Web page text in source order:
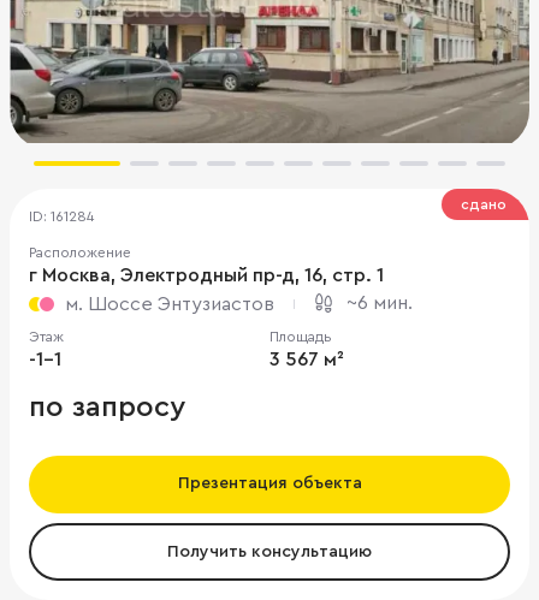
ID: 161284
Расположение
г Москва, Электродный пр-д, 16, стр. 1
м. Шоссе Энтузиастов
~6 мин.
Этаж
-1-1
Площадь
3 567 м²
по запросу
Презентация объекта
Получить консультацию
сдано